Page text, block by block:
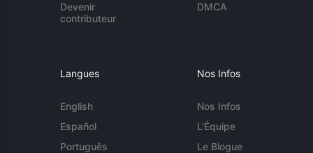
Devenir
contributeur
DMCA
Langues
English
Español
Português
Nos Infos
Nos Infos
L'Équipe
Le Blogue